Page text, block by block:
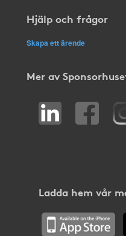
Hjälp och frågor
Skapa ett ärende
Mer av
Ladda hem vår